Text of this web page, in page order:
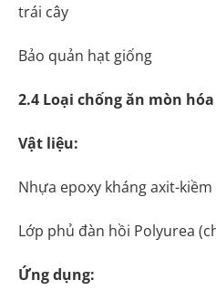
trái cây
Bảo quản hạt giống
2.4 Loại chống ăn mòn
Vật liệu:
Nhựa epoxy kháng axit-kiềm
Lớp phủ đàn hồi Polyurea
Ứng dụng: